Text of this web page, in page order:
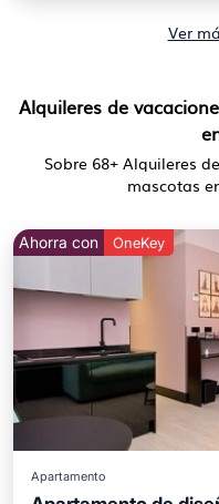
Ver
Alquileres de
Sobre 68+ Alquileres
mascotas
Ahorra con OneKey
Apartamento